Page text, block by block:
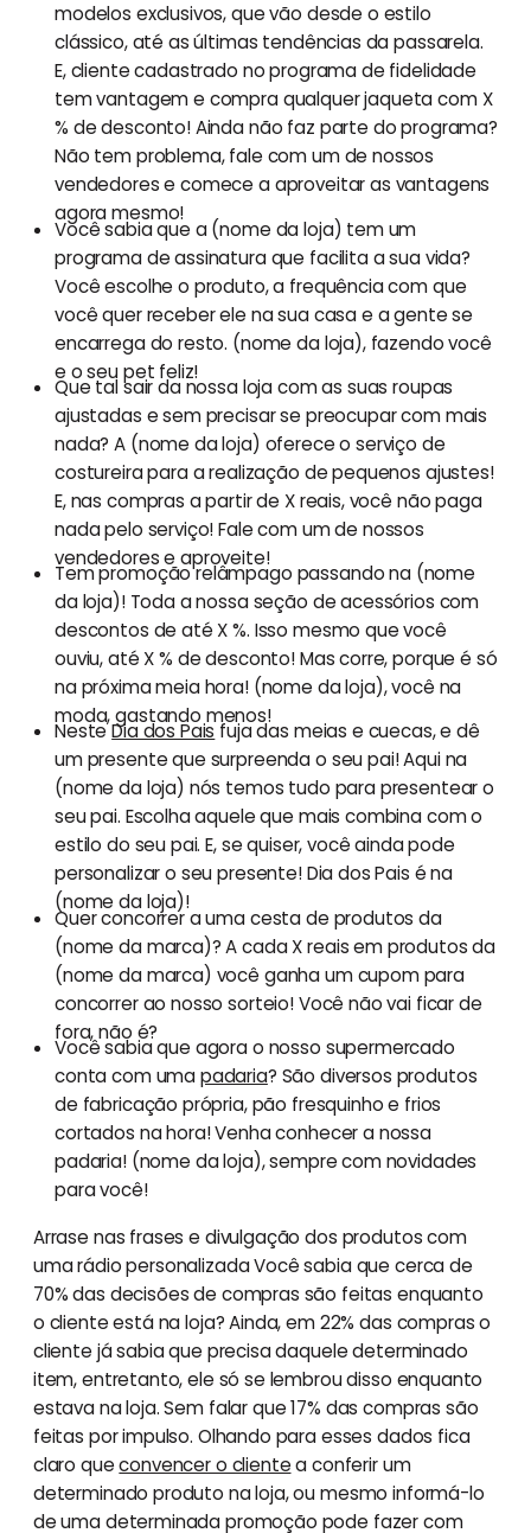
modelos exclusivos, que vão desde o estilo
clássico, até as últimas tendências da passarela.
E, cliente cadastrado no programa de fidelidade
tem vantagem e compra qualquer jaqueta com X
% de desconto! Ainda não faz parte do programa?
Não tem problema, fale com um de nossos
vendedores e comece a aproveitar as vantagens
agora mesmo!
Você sabia que a (nome da loja) tem um
programa de assinatura que facilita a sua vida?
Você escolhe o produto, a frequência com que
você quer receber ele na sua casa e a gente se
encarrega do resto. (nome da loja), fazendo você
e o seu pet feliz!
Que tal sair da nossa loja com as suas roupas
ajustadas e sem precisar se preocupar com mais
nada? A (nome da loja) oferece o serviço de
costureira para a realização de pequenos ajustes!
E, nas compras a partir de X reais, você não paga
nada pelo serviço! Fale com um de nossos
vendedores e aproveite!
Tem promoção relâmpago passando na (nome
da loja)! Toda a nossa seção de acessórios com
descontos de até X %. Isso mesmo que você
ouviu, até X % de desconto! Mas corre, porque é só
na próxima meia hora! (nome da loja), você na
moda, gastando menos!
NesteDia dos Pais fuja das meias e cuecas, e dê
um presente que surpreenda o seu pai! Aqui na
(nome da loja) nós temos tudo para presentear o
seu pai. Escolha aquele que mais combina com o
estilo do seu pai. E, se quiser, você ainda pode
personalizar o seu presente! Dia dos Pais é na
(nome da loja)!
Quer concorrer a uma cesta de produtos da
(nome da marca)? A cada X reais em produtos da
(nome da marca) você ganha um cupom para
concorrer ao nosso sorteio! Você não vai ficar de
fora, não é?
Você sabia que agora o nosso supermercado
conta com umapadaria? São diversos produtos
de fabricação própria, pão fresquinho e frios
cortados na hora! Venha conhecer a nossa
padaria! (nome da loja), sempre com novidades
para você!
Arrase nas frases e divulgação dos produtos com
uma rádio personalizada Você sabia que cerca de
70% das decisões de compras são feitas enquanto
o cliente está na loja? Ainda, em 22% das compras o
cliente já sabia que precisa daquele determinado
item, entretanto, ele só se lembrou disso enquanto
estava na loja. Sem falar que 17% das compras são
feitas por impulso. Olhando para esses dados fica
claro queconvencer o clientea conferir um
determinado produto na loja, ou mesmo informá-lo
de uma determinada promoção pode fazer com